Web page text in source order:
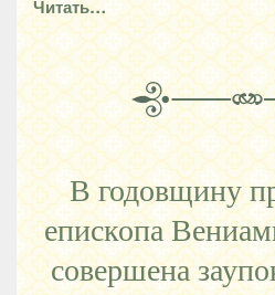
Читать…
В годовщину
епископа
совершена